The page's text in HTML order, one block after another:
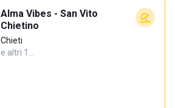
Alma Vibes - San Vito
Chietino
Chieti
e altri 1…